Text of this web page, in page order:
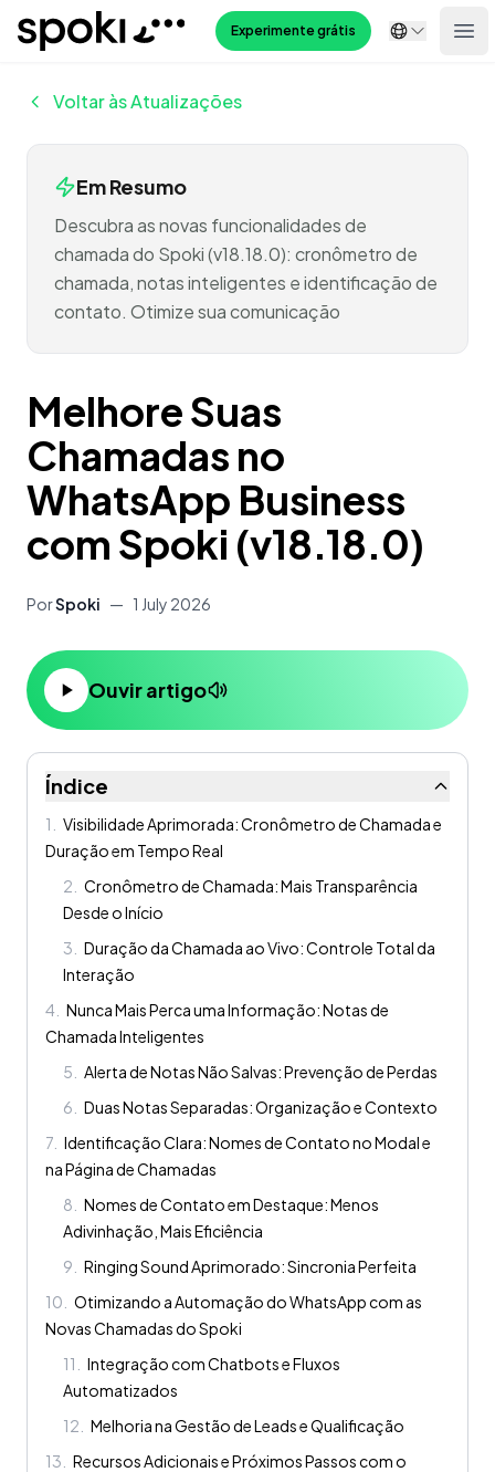
Spoki Experimente grátis
Voltar às Atualizações
Em Resumo
Descubra as novas funcionalidades de
chamada do Spoki (v18.18.0): cronômetro de
chamada, notas inteligentes e identificação de
contato. Otimize sua comunicação
Melhore Suas
Chamadas no
WhatsApp Business
com Spoki (v18.18.0)
PorSpoki — 1 July 2026
Ouvir artigo
Índice
1
Visibilidade Aprimorada: Cronômetro de Chamada e
Duração em Tempo Real
2
Cronômetro de Chamada: Mais Transparência
Desde o Início
3
Duração da Chamada ao Vivo: Controle Total da
Interação
4
Nunca Mais Perca uma Informação: Notas de
Chamada Inteligentes
5
Alerta de Notas Não Salvas: Prevenção de Perdas
6
Duas Notas Separadas: Organização e Contexto
7 Identificação Clara: Nomes de Contato no Modal e
na Página de Chamadas
8
Nomes de Contato em Destaque: Menos
Adivinhação, Mais Eficiência
9
Ringing Sound Aprimorado: Sincronia Perfeita
10
Otimizando a Automação do WhatsApp com as
Novas Chamadas do Spoki
11
Integração com Chatbots e Fluxos
Automatizados
12
Melhoria na Gestão de Leads e Qualificação
13
Recursos Adicionais e Próximos Passos com o